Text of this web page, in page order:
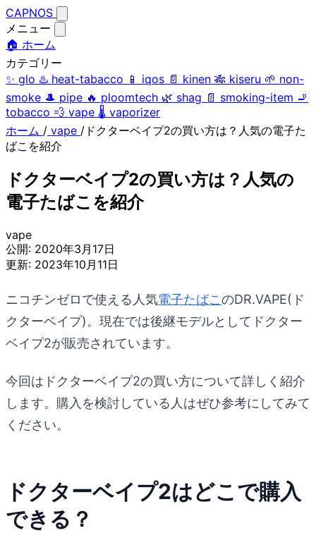
CAPNOS
メニュー
🏠 ホーム
カテゴリー
✨ glo ♨️ heat-tabacco 📱 iqos 📄 kinen 🎋 kiseru 🌱 non-
smoke 🎩 pipe 🔥 ploomtech 🌿 shag 📄 smoking-item 🚬
tobacco 💨 vape 🌡️ vaporizer
ホーム / vape / ドクターベイプ2の買い方は？人気の電子た
ばこを紹介
ドクターベイプ2の買い方は？人気の
電子たばこを紹介
vape
公開: 2020年3月17日
更新: 2023年10月11日
ニコチンゼロで使える人気電子たばこのDR.VAPE(ド
クターベイプ)。現在では後継モデルとしてドクター
ベイプ2が販売されています。
今回はドクターベイプ2の買い方について詳しく紹介
します。購入を検討している人はぜひ参考にしてみて
ください。
ドクターベイプ2はどこで購入
できる？